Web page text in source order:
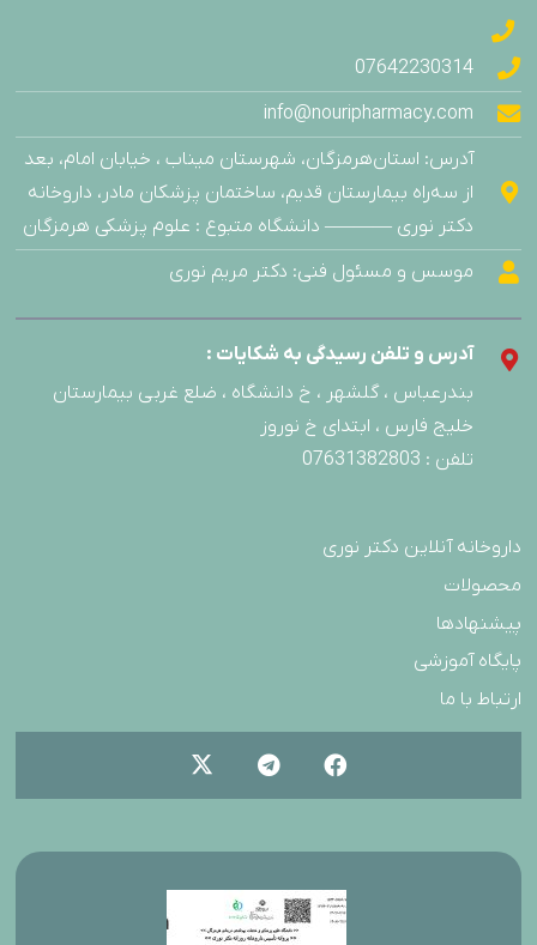
07642230314
info@nouripharmacy.com
آدرس: استان‌هرمزگان، شهرستان میناب ، خیابان امام، بعد
از سه‌راه بیمارستان قدیم، ساختمان پزشکان مادر، داروخانه
دکتر نوری ———– دانشگاه متبوع : علوم پزشکی هرمزگان
موسس و مسئول فنی: دکتر مریم نوری
آدرس و تلفن رسیدگی به شکایات :
بندرعباس ، گلشهر ، خ دانشگاه ، ضلع غربی بیمارستان
خلیج فارس ، ابتدای خ نوروز
تلفن : 07631382803
داروخانه آنلاین دکتر نوری
محصولات
پیشنهادها
پایگاه آموزشی
ارتباط با ما